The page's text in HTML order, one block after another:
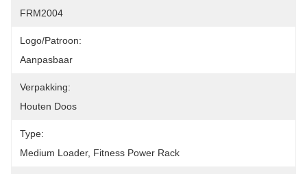
FRM2004
Logo/patroon:
Aanpasbaar
Verpakking:
Houten Doos
Type:
Medium Loader, Fitness Power Rack